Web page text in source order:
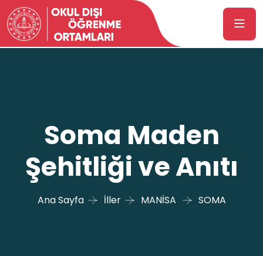
Soma Maden
Şehitliği ve Anıtı
Ana Sayfa İller MANİSA SOMA